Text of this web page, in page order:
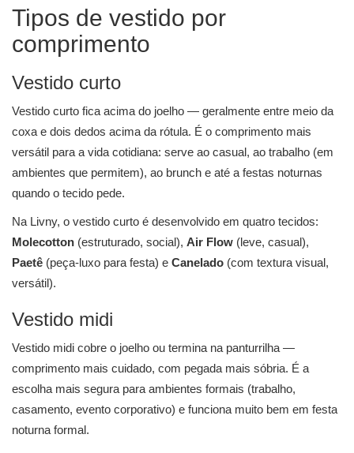
Tipos de vestido por
comprimento
Vestido curto
Vestido curto fica acima do joelho — geralmente entre meio da
coxa e dois dedos acima da rótula. É o comprimento mais
versátil para a vida cotidiana: serve ao casual, ao trabalho (em
ambientes que permitem), ao brunch e até a festas noturnas
quando o tecido pede.
Na Livny, o vestido curto é desenvolvido em quatro tecidos:
Molecotton (estruturado, social), Air Flow (leve, casual),
Paetê (peça-luxo para festa) e Canelado (com textura visual,
versátil).
Vestido midi
Vestido midi cobre o joelho ou termina na panturrilha —
comprimento mais cuidado, com pegada mais sóbria. É a
escolha mais segura para ambientes formais (trabalho,
casamento, evento corporativo) e funciona muito bem em festa
noturna formal.